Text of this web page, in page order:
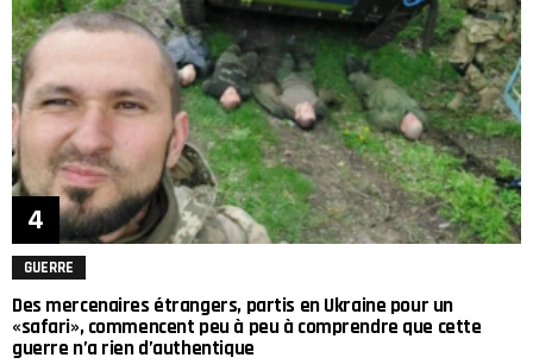
GUERRE
Des mercenaires étrangers, partis en Ukraine pour un
«safari», commencent peu à peu à comprendre que cette
guerre n’a rien d’authentique